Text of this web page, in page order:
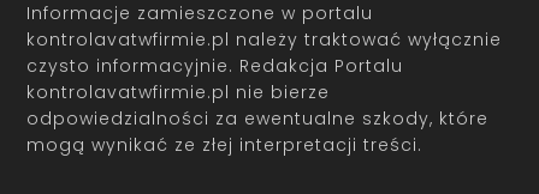
Informacje zamieszczone w portalu
kontrolavatwfirmie.pl należy traktować wyłącznie
czysto informacyjnie. Redakcja Portalu
kontrolavatwfirmie.pl nie bierze
odpowiedzialności za ewentualne szkody, które
mogą wynikać ze złej interpretacji treści.